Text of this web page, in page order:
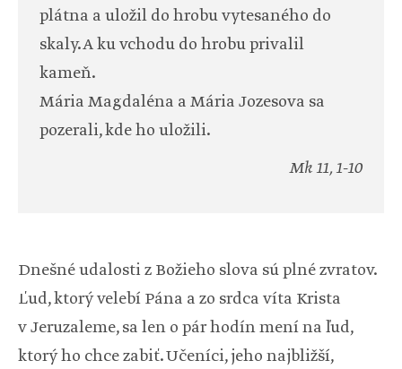
plátna a uložil do hrobu vytesaného do
skaly. A ku vchodu do hrobu privalil
kameň.
Mária Magdaléna a Mária Jozesova sa
pozerali, kde ho uložili.
Mk 11, 1-10
Dnešné udalosti z Božieho slova sú plné zvratov.
Ľud, ktorý velebí Pána a zo srdca víta Krista
v Jeruzaleme, sa len o pár hodín mení na ľud,
ktorý ho chce zabiť. Učeníci, jeho najbližší,